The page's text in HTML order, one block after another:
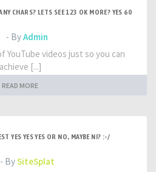
CHARS? LETS SEE 123 OK MORE? YES 60
- ByAdmin
YouTube videos just so you can
achieve [...]
READ MORE
YES YES YES OR NO, MAYBE NI? :-/
- BySiteSplat